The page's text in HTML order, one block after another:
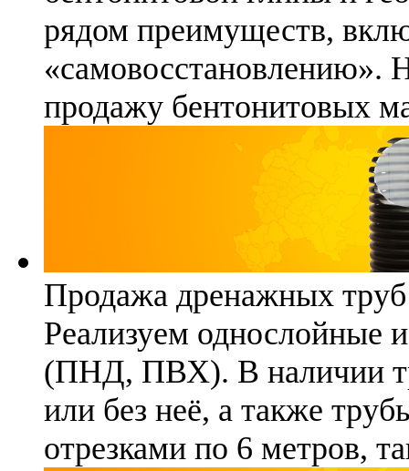
рядом преимуществ,
«самовосстановлению».
продажу бентонитовых
Продажа дренажных труб
Реализуем однослойные
(ПНД, ПВХ). В наличии
или без неё, а также
отрезками по 6 метров,